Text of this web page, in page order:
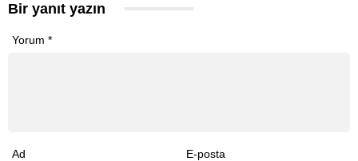
Bir yanıt yazın
Yorum *
Ad E-posta